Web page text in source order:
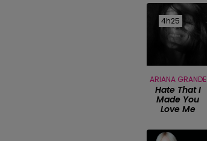
4h25
4h25
ARIANA GRANDE
Hate That I
Made You
Love Me